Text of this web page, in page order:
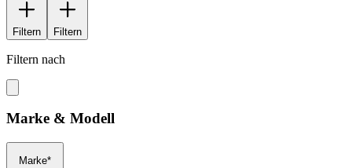
Filtern Filtern
Filtern nach
Marke & Modell
Marke*